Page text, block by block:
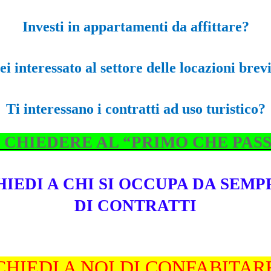
Investi in appartamenti da affittare?
interessato al settore delle locazioni
Ti interessano i contratti ad uso turistico?
CHIEDERE AL “PRIMO CHE
A CHI SI OCCUPA DA
DI CONTRATTI